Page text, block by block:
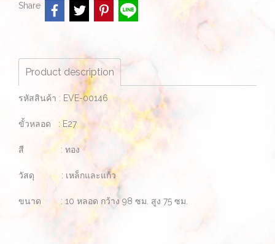
Share
Product description
รหัสสินค้า : EVE-00146
ขั้วหลอด : E27
สี : ทอง
วัสดุ : เหล็กและแก้ว
ขนาด : 10 หลอด กว้าง 98 ซม. สูง 75 ซม.